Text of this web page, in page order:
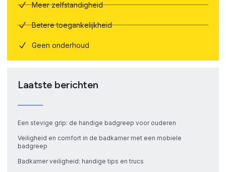
Meer zelfstandigheid
Betere toegankelijkheid
Geen onderhoud
Laatste berichten
Een stevige grip: de handige badgreep voor ouderen
Veiligheid en comfort in de badkamer met een mobiele
badgreep
Badkamer veiligheid: handige tips en trucs